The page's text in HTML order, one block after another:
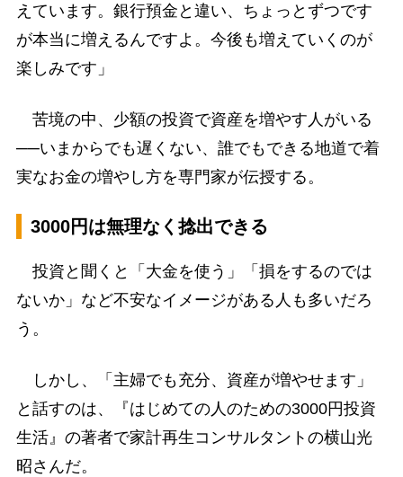
えています。銀行預金と違い、ちょっとずつです
が本当に増えるんですよ。今後も増えていくのが
楽しみです」
苦境の中、少額の投資で資産を増やす人がいる
──いまからでも遅くない、誰でもできる地道で着
実なお金の増やし方を専門家が伝授する。
3000円は無理なく捻出できる
投資と聞くと「大金を使う」「損をするのでは
ないか」など不安なイメージがある人も多いだろ
う。
しかし、「主婦でも充分、資産が増やせます」
と話すのは、『はじめての人のための3000円投資
生活』の著者で家計再生コンサルタントの横山光
昭さんだ。